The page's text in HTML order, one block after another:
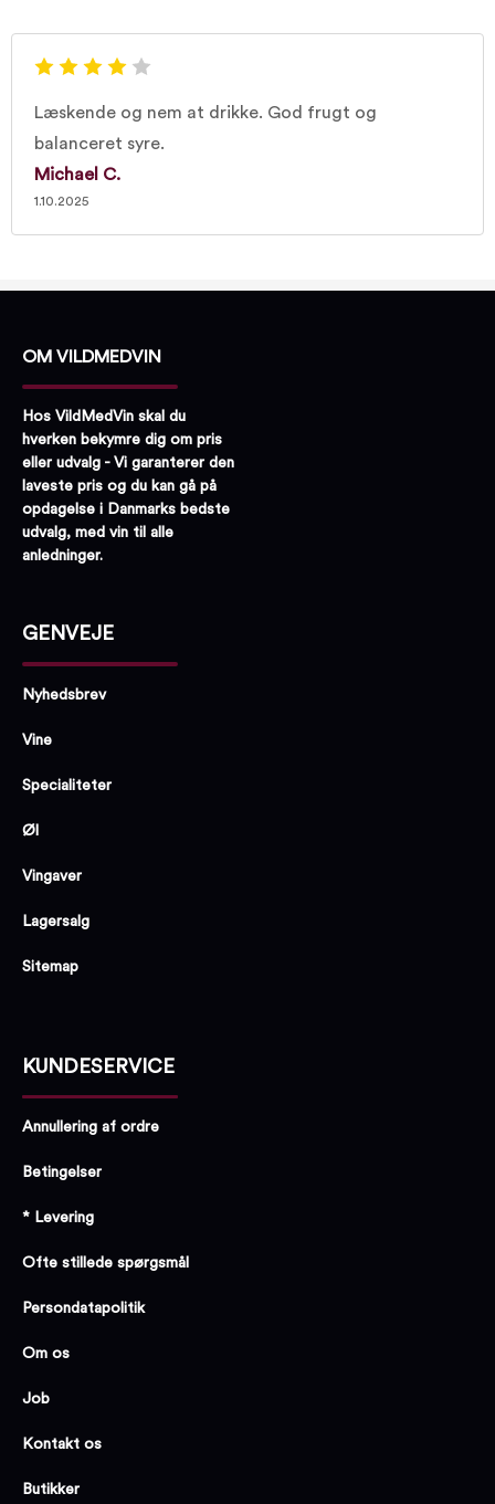
Læskende og nem at drikke. God frugt og
balanceret syre.
Michael C.
1.10.2025
OM VILDMEDVIN
Hos VildMedVin skal du
hverken bekymre dig om pris
eller udvalg - Vi garanterer den
laveste pris og du kan gå på
opdagelse i Danmarks bedste
udvalg, med vin til alle
anledninger.
GENVEJE
Nyhedsbrev
Vine
Specialiteter
Øl
Vingaver
Lagersalg
Sitemap
KUNDESERVICE
Annullering af ordre
Betingelser
* Levering
Ofte stillede spørgsmål
Persondatapolitik
Om os
Job
Kontakt os
Butikker